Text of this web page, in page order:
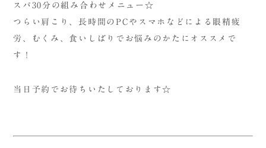
スパ30分の組み合わせメニュー☆
つらい肩こり、長時間のPCやスマホなどによる眼精疲
労、むくみ、食いしばりでお悩みのかたにオススメで
す！
当日予約でお待ちいたしております☆